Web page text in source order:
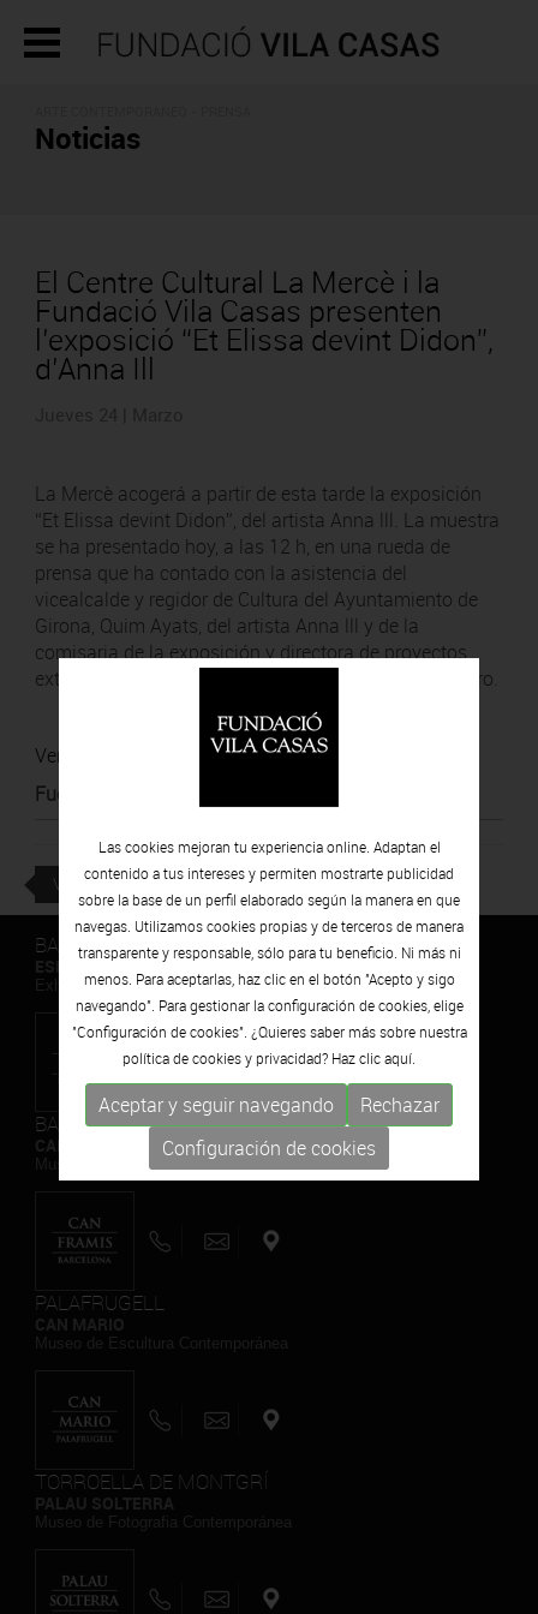
Noticias
El Centre Cultural La Mercè i la
Fundació Vila Casas presenten
l’exposició “Et Elissa devint Didon”,
d’Anna Ill
La Mercè acogerá a partir de esta tarde la exposición
“Et Elissa devint Didon”, del artista Anna lll. La muestra
se ha presentado hoy, a las 12 h, en una rueda de
prensa que ha contado con la asistencia del
vicealcalde y regidor de Cultura del Ayuntamiento de
Girona, Quim Ayats, del artista Anna lll y de la
comisaria de la exposición y directora de proyectos
externos de la Fundación Vila Casas, Natàlia Chocarro.
Ver noticia
Fuente
VOLVER
BARCELONA
ESPAIS VOLART
Exhibiciones temporales Arte Contemporáneo
BARCELONA
Museo de Pintura Contemporánea
PALAFRUGELL
TORROELLA DE MONTGRÍ
Las cookies mejoran tu experiencia online. Adaptan el
contenido a tus intereses y permiten mostrarte publicidad
sobre la base de un perfil elaborado según la manera en que
navegas. Utilizamos cookies propias y de terceros de manera
transparente y responsable, sólo para tu beneficio. Ni más ni
menos. Para aceptarlas, haz clic en el botón "Acepto y sigo
navegando". Para gestionar la configuración de cookies, elige
"Configuración de cookies". ¿Quieres saber más sobre nuestra
política de cookies y privacidad? Haz clicaquí.
Aceptar y seguir navegando
Rechazar
Configuración de cookies